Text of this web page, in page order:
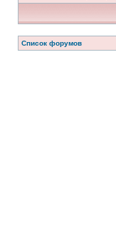
Список форумов